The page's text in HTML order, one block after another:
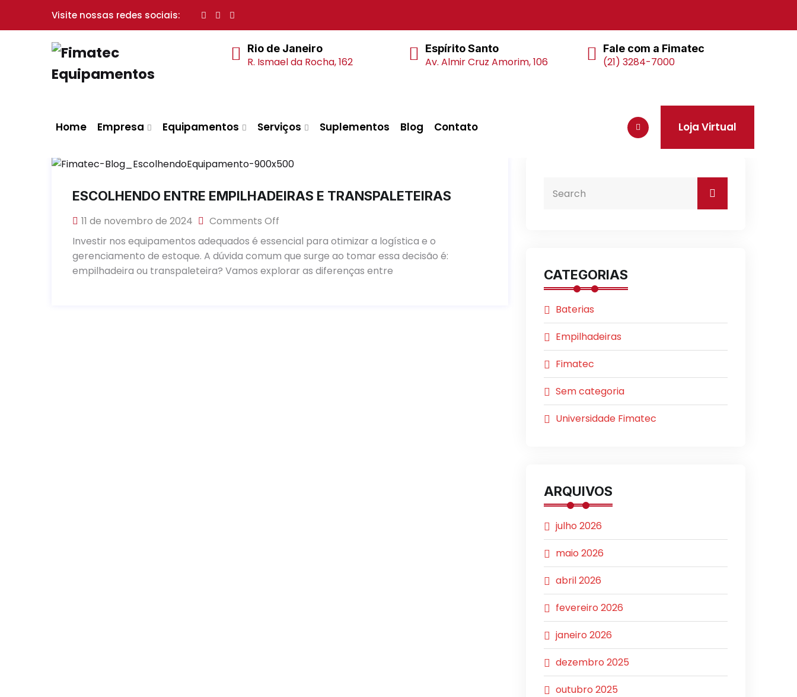
Visite nossas redes sociais:
Rio de Janeiro
R. Ismael da Rocha, 162
Espírito Santo
Av. Almir Cruz Amorim, 106
Fale com a Fimatec
(21) 3284-7000
Home Empresa Equipamentos Serviços Suplementos Blog Contato Loja Virtual
ESCOLHENDO ENTRE EMPILHADEIRAS E TRANSPALETEIRAS
11 de novembro de 2024
Comments Off
Investir nos equipamentos adequados é essencial para otimizar a logística e o
gerenciamento de estoque. A dúvida comum que surge ao tomar essa decisão é:
empilhadeira ou transpaleteira? Vamos explorar as diferenças entre
CATEGORIAS
Baterias
Empilhadeiras
Fimatec
Sem categoria
Universidade Fimatec
ARQUIVOS
julho 2026
maio 2026
abril 2026
fevereiro 2026
janeiro 2026
dezembro 2025
outubro 2025